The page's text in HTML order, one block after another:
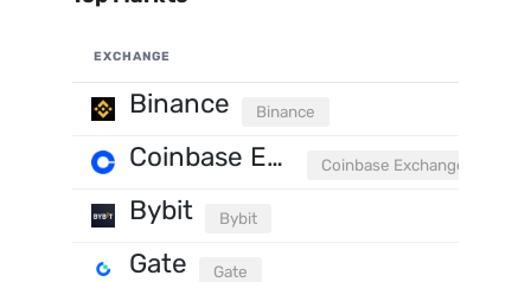
EXCHANGE
Binance Binance
Coinbase Exchange Coinbase Exchange
Bybit Bybit
Gate Gate